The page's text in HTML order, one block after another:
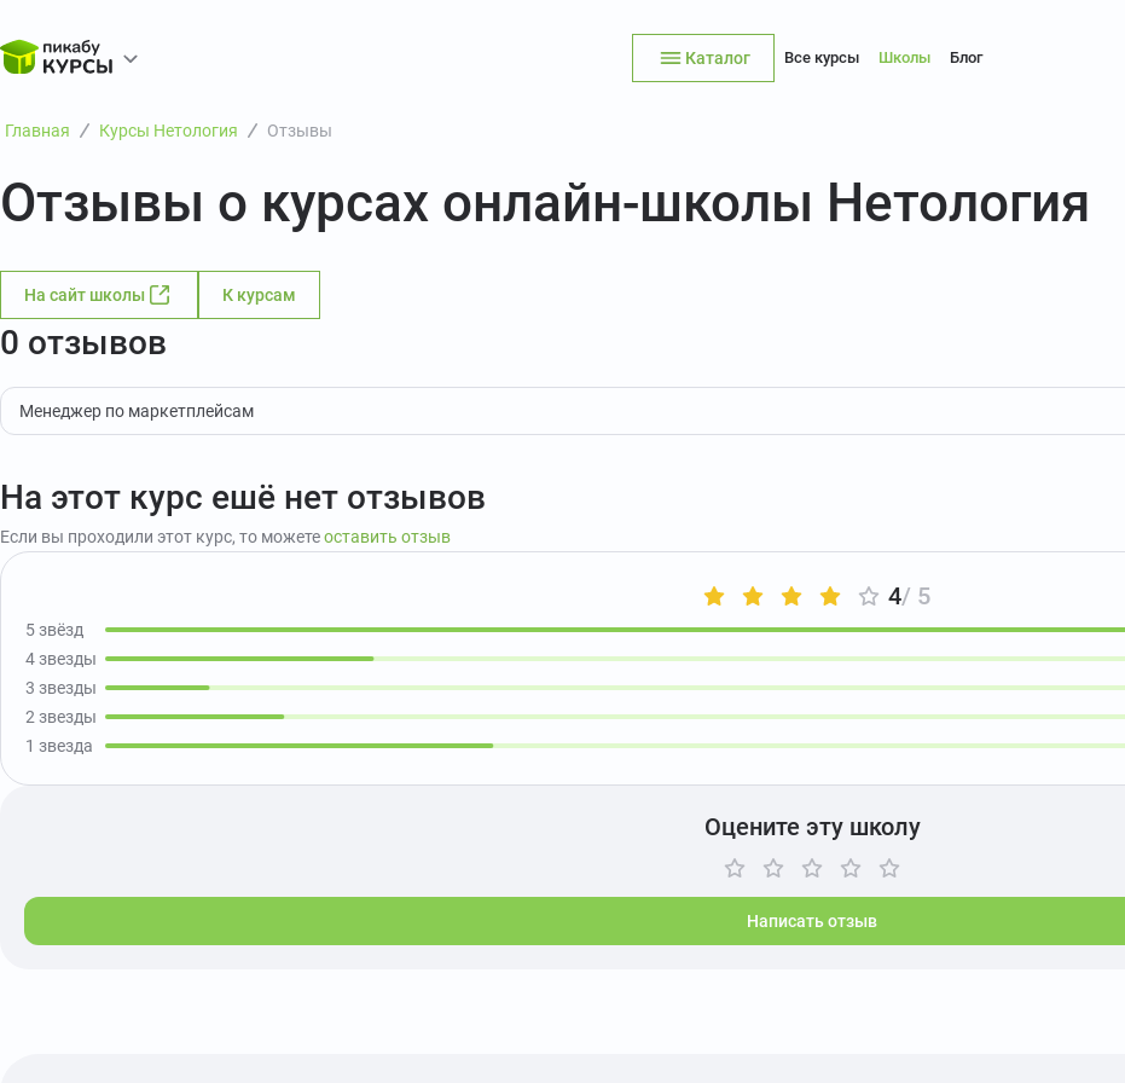
Каталог Все курсы Школы Блог
Главная Курсы Нетология Отзывы
Отзывы о курсах онлайн-школы Нетология
На сайт школы К курсам
0 отзывов
Менеджер по маркетплейсам
На этот курс ешё нет отзывов
Если вы проходили этот курс, то можетеоставить отзыв
4/ 5
5 звёзд
4 звезды
3 звезды
2 звезды
1 звезда
Оцените эту школу
Написать отзыв